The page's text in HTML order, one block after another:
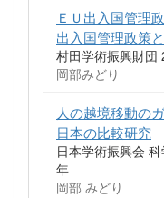
ＥＵ出入国管理
出入国管理政策
村田学術振興財団
岡部みどり
人の越境移動の
日本の比較研究
日本学術振興会
年
岡部 みどり